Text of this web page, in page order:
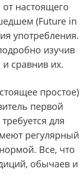
настоящего
(Future in
употребления.
изучив
сравнив их.
простое)
первой
для
регулярный
Все, что
обычаев и